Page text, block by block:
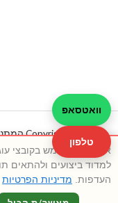
וואטסאפ
טלפון
למדוד ביצועים ולהתאים
העדפות. מדיניות הפרטיות